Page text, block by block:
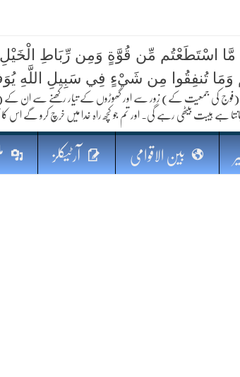
مستقبل
مَّا اسْتَطَعْتُم مِّن قُوَّةٍ وَمِن رِّبَاطِ
وَمَا تُنفِقُوا مِن شَيْءٍ فِي سَبِيلِ اللَّهِ يُوَفَّ
کی جمعیت کے) زور سے اور گھوڑوں کے تیار رکھنے سے ان کے
ہے ہیبت بیٹھی رہے گی۔ اور تم جو کچھ راہ خدا میں خرچ کرو گے اس کا
بین الاقوامی آرٹیکلز